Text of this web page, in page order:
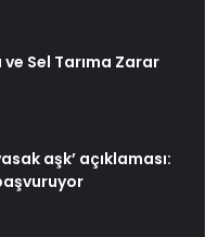
Sel Tarıma Zarar
aşk’ açıklaması: